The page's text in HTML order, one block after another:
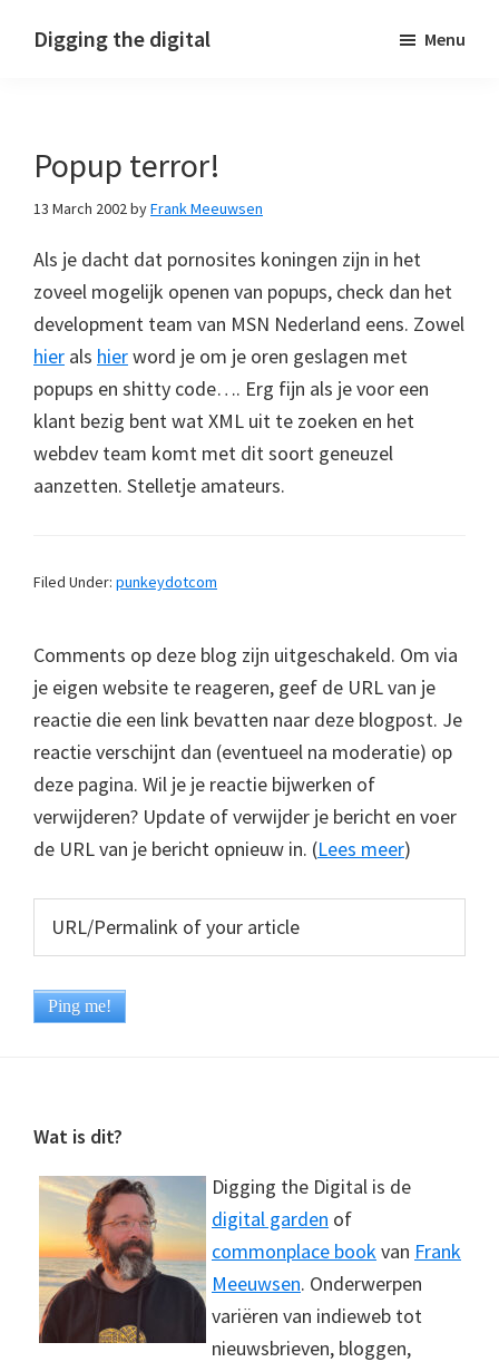
Digging the digital Menu
Popup terror!
13 March 2002byFrank Meeuwsen
Als je dacht dat pornosites koningen zijn in het
zoveel mogelijk openen van popups, check dan het
development team van MSN Nederland eens. Zowel
hier als hierword je om je oren geslagen met
popups en shitty code…. Erg fijn als je voor een
klant bezig bent wat XML uit te zoeken en het
webdev team komt met dit soort geneuzel
aanzetten. Stelletje amateurs.
Filed Under: punkeydotcom
Comments op deze blog zijn uitgeschakeld. Om via
je eigen website te reageren, geef de URL van je
reactie die een link bevatten naar deze blogpost. Je
reactie verschijnt dan (eventueel na moderatie) op
deze pagina. Wil je je reactie bijwerken of
verwijderen? Update of verwijder je bericht en voer
de URL van je bericht opnieuw in. (Lees meer)
Footer
Wat is dit?
Digging the Digital is de
digital garden of
commonplace bookvan Frank
Meeuwsen. Onderwerpen
variëren van indieweb tot
nieuwsbrieven, bloggen,